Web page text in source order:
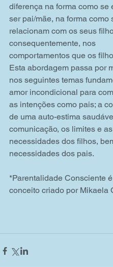
diferença na forma como se
ser pai/mãe, na forma como
relacionam com os seus
consequentemente, nos
comportamentos que os
Esta abordagem passa por
nos seguintes temas
amor incondicional para
as intenções como pais; a
de uma auto-estima
comunicação, os limites e as
necessidades dos filhos,
necessidades dos pais.
*Parentalidade Consciente
conceito criado por Mikaela